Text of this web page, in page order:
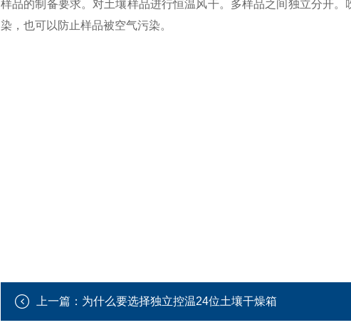
样品的制备要求。对土壤样品进行恒温风干。多样品之间独立分开
染，也可以 防止样品被空气污染。
上一篇： 为什么要选择独立控温24位土壤干燥箱